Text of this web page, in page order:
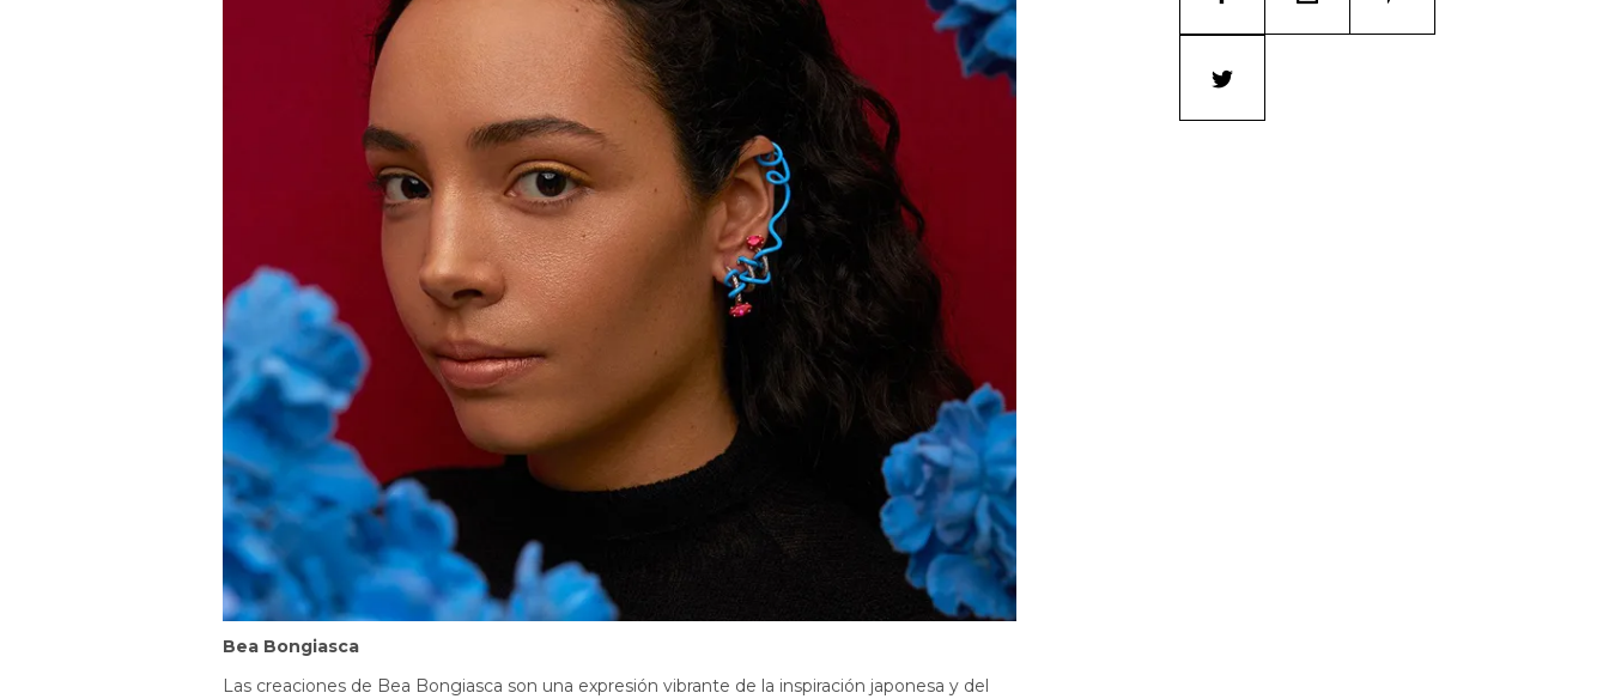
Bea Bongiasca
Las creaciones de Bea Bongiasca son una expresión vibrante de la inspiración japonesa y del